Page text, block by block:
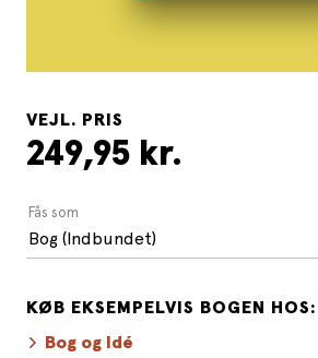
VEJL. PRIS
249,95 kr.
Fås som
Bog (Indbundet)
KØB EKSEMPELVIS BOGEN HOS:
Bog og Idé